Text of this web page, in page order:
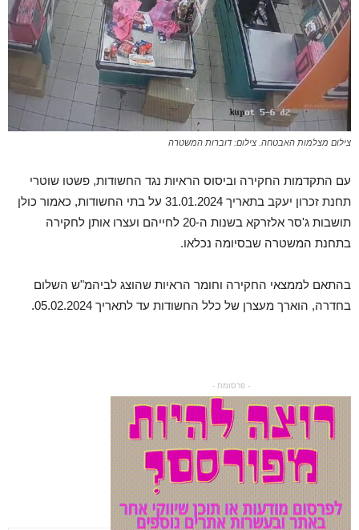
צילום מצלמות האבטחה. צילום: דוברות המשטרה
עם התקדמות החקירה וביסוס הראיות נגד החשודות, פשטו שוטרי
תחנת זכרון יעקב בתאריך 31.01.2024 על בתי החשודות, כאמור כולן
תושבות ג'סר אלזרקא בשנות ה-20 לחייהם ועצרו אותן לחקירה
בתחנת המשטרה שבסיומה נכלאו.
בהתאם לממצאי החקירה וחומר הראיות שהוצג לביהמ"ש השלום
בחדרה, הוארך מעצרן של כלל החשודות עד לתאריך 05.02.2024.
- פרסומת -